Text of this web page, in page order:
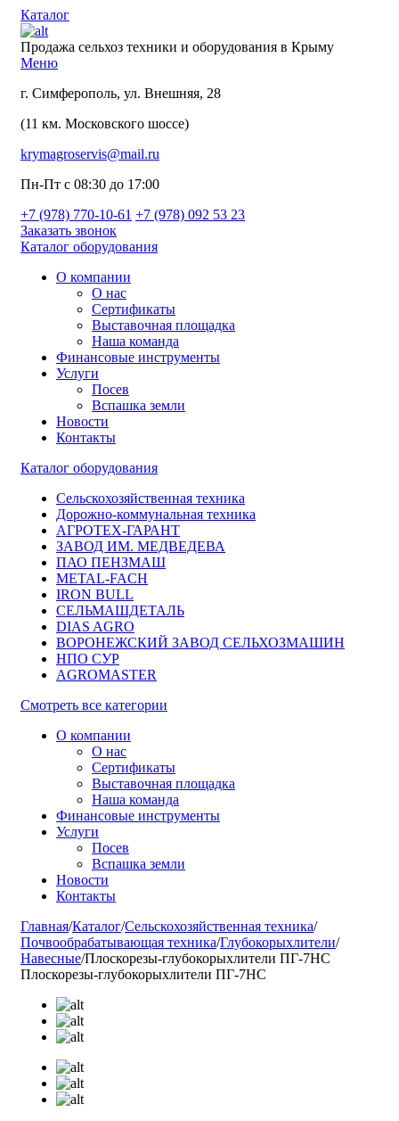
Каталог
Продажа сельхоз техники и оборудования в Крыму
Меню
г. Симферополь, ул. Внешняя, 28
(11 км. Московского шоссе)
krymagroservis@mail.ru
Пн-Пт с 08:30 до 17:00
+7 (978) 770-10-61 +7 (978) 092 53 23
Заказать звонок
Каталог оборудования
О компании
О нас
Сертификаты
Выставочная площадка
Наша команда
Финансовые инструменты
Услуги
Посев
Вспашка земли
Новости
Контакты
Каталог оборудования
Сельскохозяйственная техника
Дорожно-коммунальная техника
АГРОТЕХ-ГАРАНТ
ЗАВОД ИМ. МЕДВЕДЕВА
ПАО ПЕНЗМАШ
METAL-FACH
IRON BULL
СЕЛЬМАШДЕТАЛЬ
DIAS AGRO
ВОРОНЕЖСКИЙ ЗАВОД СЕЛЬХОЗМАШИН
НПО СУР
AGROMASTER
Смотреть все категории
О компании
О нас
Сертификаты
Выставочная площадка
Наша команда
Финансовые инструменты
Услуги
Посев
Вспашка земли
Новости
Контакты
Главная/Каталог/Сельскохозяйственная техника/
Почвообрабатывающая техника/Глубокорыхлители/
Навесные/Плоскорезы-глубокорыхлители ПГ-7НС
Плоскорезы-глубокорыхлители ПГ-7НС